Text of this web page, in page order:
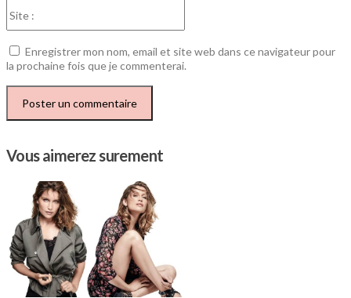
Enregistrer mon nom, email et site web dans ce navigateur pour
la prochaine fois que je commenterai.
Vous aimerez surement